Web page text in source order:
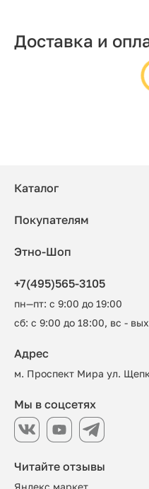
Доставка и
Каталог
Покупателям
Этно-Шоп
+7(495)565-3105
пн—пт: с 9:00 до 19:00
сб: с 9:00 до 18:00, вс -
Читайте отзывы
Яндекс маркет
Адрес
м. Проспект Мира ул.
Мы в соцсетях